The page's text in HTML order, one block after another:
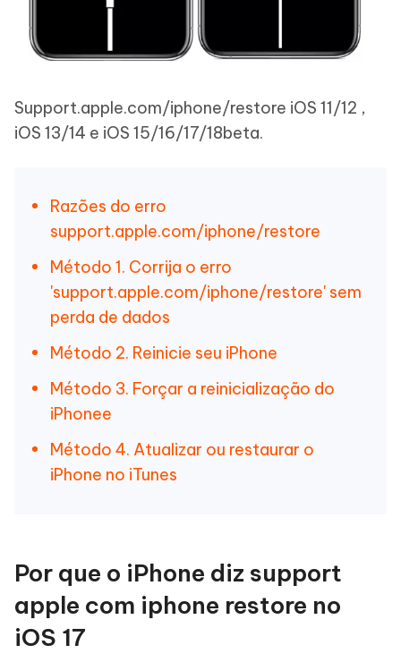
Support.apple.com/iphone/restore iOS 11/12 ,
iOS 13/14 e iOS 15/16/17/18beta.
Razões do erro
support.apple.com/iphone/restore
Método 1. Corrija o erro
'support.apple.com/iphone/restore' sem
perda de dados
Método 2. Reinicie seu iPhone
Método 3. Forçar a reinicialização do
iPhonee
Método 4. Atualizar ou restaurar o
iPhone no iTunes
Por que o iPhone diz support
apple com iphone restore no
iOS 17